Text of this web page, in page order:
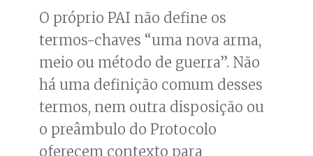
O próprio PAI não define os
termos-chaves “uma nova arma,
meio ou método de guerra”. Não
há uma definição comum desses
termos, nem outra disposição ou
o preâmbulo do Protocolo
oferecem contexto para